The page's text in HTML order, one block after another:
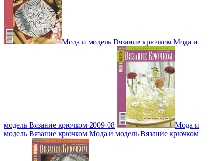
Мода и модель Вязание крючком Мода и
модель Вязание крючком 2009-08
Мода и
модель Вязание крючком Мода и модель Вязание крючком